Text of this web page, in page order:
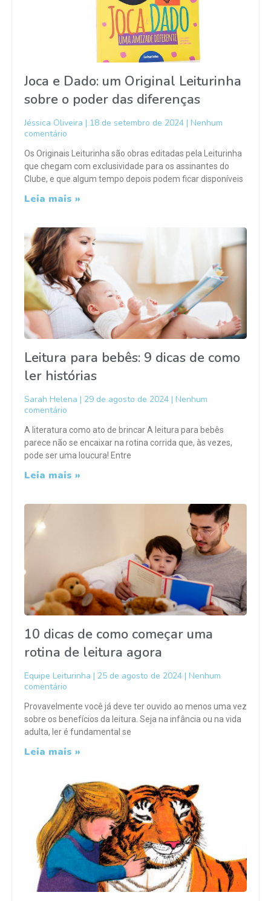
Joca e Dado: um Original Leiturinha
sobre o poder das diferenças
Jéssica Oliveira 18 de setembro de 2024
Nenhum
comentário
Os Originais Leiturinha são obras editadas pela Leiturinha
que chegam com exclusividade para os assinantes do
Clube, e que algum tempo depois podem ficar disponíveis
Leia mais »
Leitura para bebês: 9 dicas de como
ler histórias
Sarah Helena 29 de agosto de 2024
Nenhum
comentário
A literatura como ato de brincar A leitura para bebês
parece não se encaixar na rotina corrida que, às vezes,
pode ser uma loucura! Entre
Leia mais »
10 dicas de como começar uma
rotina de leitura agora
Equipe Leiturinha 25 de agosto de 2024
Nenhum
comentário
Provavelmente você já deve ter ouvido ao menos uma vez
sobre os benefícios da leitura. Seja na infância ou na vida
adulta, ler é fundamental se
Leia mais »